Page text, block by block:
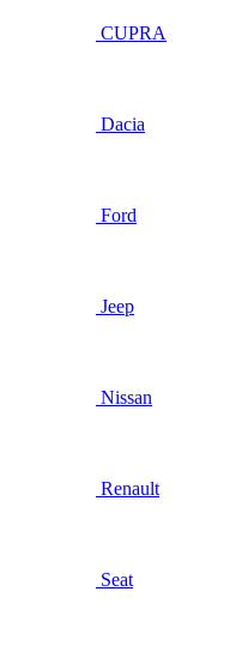
CUPRA
Dacia
Ford
Jeep
Nissan
Renault
Seat